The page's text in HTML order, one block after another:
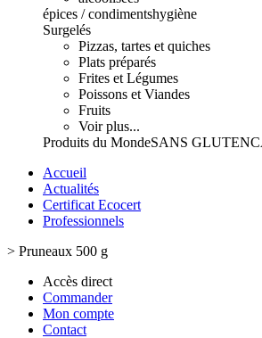
épices / condimentshygiène
Surgelés
Pizzas, tartes et quiches
Plats préparés
Frites et Légumes
Poissons et Viandes
Fruits
Voir plus...
Produits du MondeSANS GLUTEN
Accueil
Actualités
Certificat Ecocert
Professionnels
> Pruneaux 500 g
Accès direct
Commander
Mon compte
Contact